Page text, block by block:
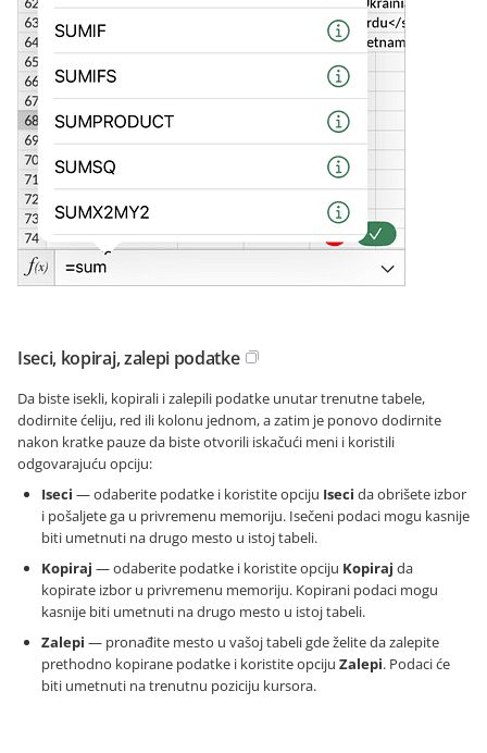
Iseci, kopiraj, zalepi podatke
Da biste isekli, kopirali i zalepili podatke unutar trenutne tabele,
dodirnite ćeliju, red ili kolonu jednom, a zatim je ponovo dodirnite
nakon kratke pauze da biste otvorili iskačući meni i koristili
odgovarajuću opciju:
Iseci — odaberite podatke i koristite opciju Iseci da obrišete izbor
i pošaljete ga u privremenu memoriju. Isečeni podaci mogu kasnije
biti umetnuti na drugo mesto u istoj tabeli.
Kopiraj — odaberite podatke i koristite opciju Kopiraj da
kopirate izbor u privremenu memoriju. Kopirani podaci mogu
kasnije biti umetnuti na drugo mesto u istoj tabeli.
Zalepi — pronađite mesto u vašoj tabeli gde želite da zalepite
prethodno kopirane podatke i koristite opciju Zalepi. Podaci će
biti umetnuti na trenutnu poziciju kursora.